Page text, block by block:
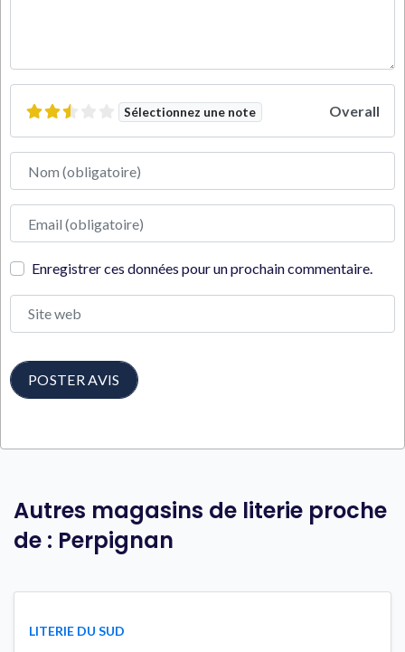
Sélectionnez une note Overall
Adresse e-mail
Enregistrer ces données pour un prochain commentaire.
Autres magasins de literie proche
de : Perpignan
LITERIE DU SUD